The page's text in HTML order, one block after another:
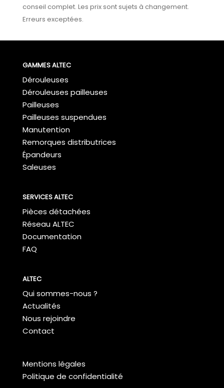
conseil complet. Les prix sont sujets à changement.
Erreurs exceptées.
GAMMES ALTEC
Dérouleuses
Dérouleuses pailleuses
Pailleuses
Pailleuses suspendues
Manutention
Remorques distributrices
Épandeurs
Saleuses
SERVICES ALTEC
Pièces détachées
Réseau ALTEC
Documentation
FAQ
ALTEC
Qui sommes-nous ?
Actualités
Nous rejoindre
Contact
Mentions légales
Politique de confidentialité